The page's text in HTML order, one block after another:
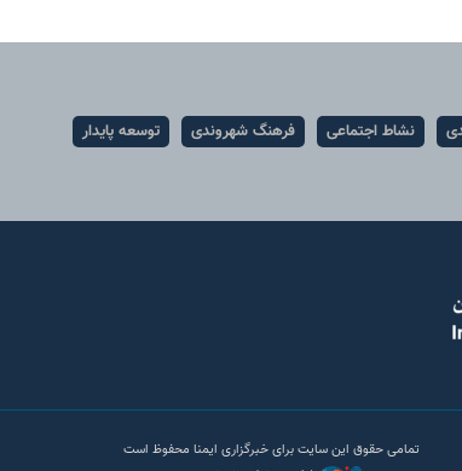
نشاط اجتماعی فرهنگ شهروندی
توسعه پایدار
تمامی حقوق این سایت برای خبرگزاری ایمنا محفوظ است